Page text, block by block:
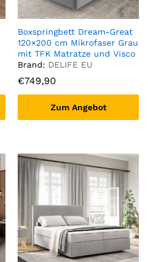
Boxspringbett Dream-Great
120×200 cm Mikrofaser Grau
mit TFK Matratze und Visco
Topper
Brand: DELIFE EU
€749,90
Zum Angebot